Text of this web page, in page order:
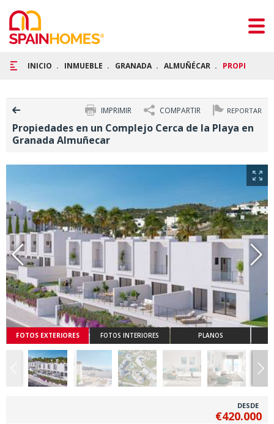
INICIO INMUEBLE GRANADA ALMUÑÉCAR
REPORTAR
COMPARTIR
IMPRIMIR
Propiedades en un Complejo Cerca de la Playa en
Granada Almuñecar
FOTOS EXTERIORES FOTOS INTERIORES PLANOS
DESDE
€420.000